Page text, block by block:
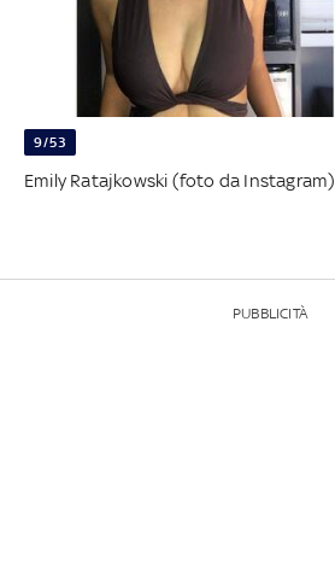
9/53
Emily Ratajkowski (foto da Instagram)
PUBBLICITÀ